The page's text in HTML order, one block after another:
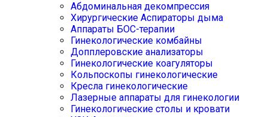
Абдоминальная декомпрессия
Хирургические Аспираторы дыма
Аппараты БОС-терапии
Гинекологические комбайны
Допплеровские анализаторы
Гинекологические коагуляторы
Кольпоскопы гинекологические
Кресла гинекологические
Лазерные аппараты для гинекологии
Гинекологические столы и кровати